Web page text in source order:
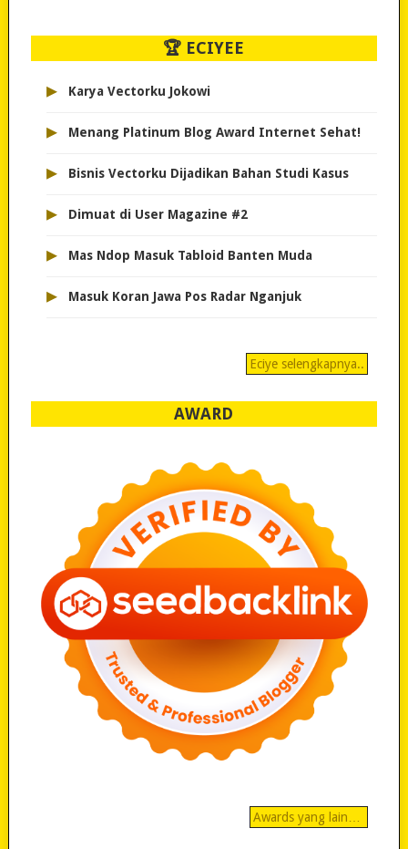
🏆 ECIYEE
▸ Karya Vectorku Jokowi
▸ Menang Platinum Blog Award Internet Sehat!
▸ Bisnis Vectorku Dijadikan Bahan Studi Kasus
▸ Dimuat di User Magazine #2
▸ Mas Ndop Masuk Tabloid Banten Muda
▸ Masuk Koran Jawa Pos Radar Nganjuk
Eciye selengkapnya..
AWARD
Awards yang lain…